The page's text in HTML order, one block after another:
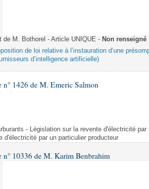
de M. Bothorel - Article UNIQUE - Non renseigné
de loi relative à l’instauration d’une
d’intelligence artificielle)
n° 1426 de M. Emeric Salmon
- Législation sur la revente d'électricité
d'électricité par un particulier producteur
n° 10336 de M. Karim Benbrahim